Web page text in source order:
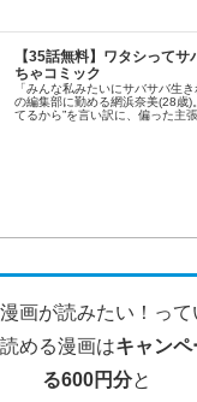
【35話無料】ワタシって
ちゃコミック
「みんな私みたいにサバサバ生
の編集部に勤める網浜奈美(28歳)
てるから”を言い訳に、偏った主
画が読みたい！って
める漫画はキャンペ
る600円分と